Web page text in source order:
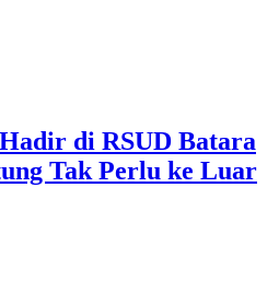
di RSUD Batara
Tak Perlu ke Luar